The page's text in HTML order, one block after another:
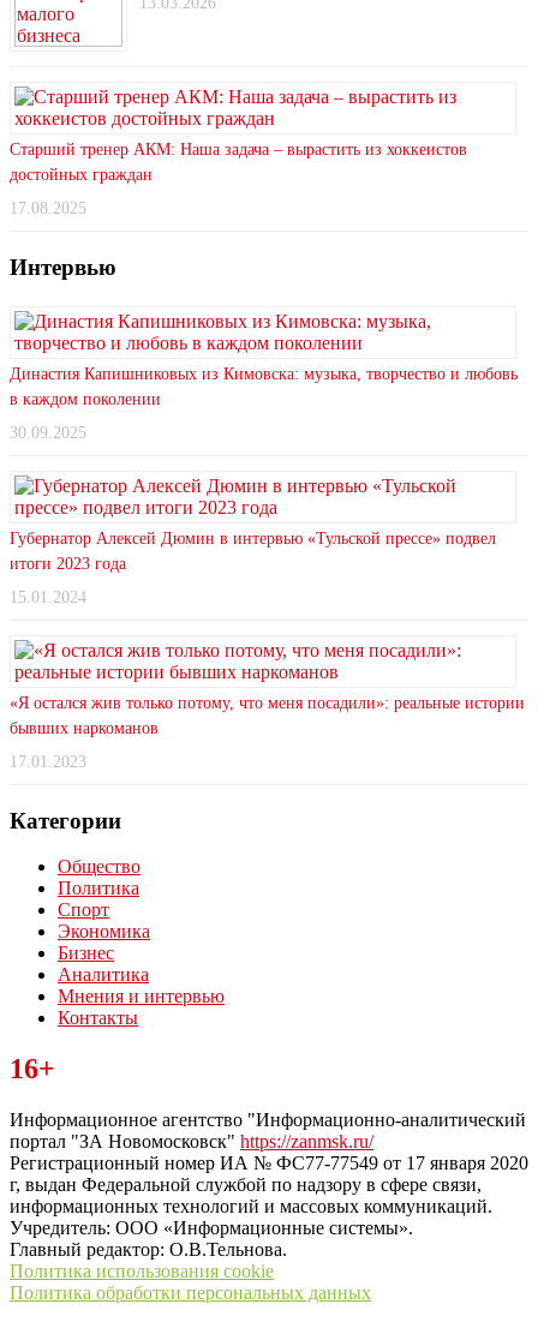
Старший тренер АКМ: Наша задача – вырастить из хоккеистов
достойных граждан
17.08.2025
Интервью
Династия Капишниковых из Кимовска: музыка, творчество и любовь
в каждом поколении
30.09.2025
Губернатор Алексей Дюмин в интервью «Тульской прессе» подвел
итоги 2023 года
15.01.2024
«Я остался жив только потому, что меня посадили»: реальные истории
бывших наркоманов
17.01.2023
Категории
Общество
Политика
Спорт
Экономика
Бизнес
Аналитика
Мнения и интервью
Контакты
Читайте последние новости дня в Тульской области на сайте
“ЗаНовомосковск”
16+
Информационное агентство "Информационно-аналитический
портал "ЗА Новомосковск" https://zanmsk.ru/
Регистрационный номер ИА № ФС77-77549 от 17 января 2020
г, выдан Федеральной службой по надзору в сфере связи,
информационных технологий и массовых коммуникаций.
Учредитель: ООО «Информационные системы».
Главный редактор: О.В.Тельнова.
Политика использования cookie
Политика обработки персональных данных